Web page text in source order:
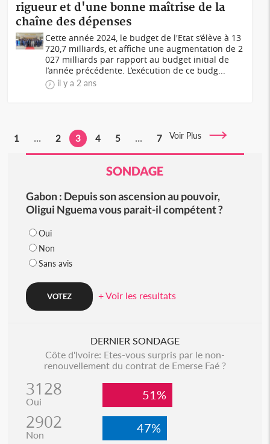
rigueur et d'une bonne maîtrise de la
chaîne des dépenses
Cette année 2024, le budget de l'Etat s’élève à 13
720,7 milliards, et affiche une augmentation de 2
027 milliards par rapport au budget initial de
l’année précédente. L’exécution de ce budg...
il y a 2 ans
1 ... 2 3 4 5 ... 7 Voir Plus
SONDAGE
Gabon : Depuis son ascension au pouvoir,
Oligui Nguema vous parait-il compétent ?
Oui
Non
Sans avis
+ Voir les resultats
DERNIER SONDAGE
Côte d'Ivoire: Etes-vous surpris par le non-
renouvellement du contrat de Emerse Faé ?
3128
Oui 51%
2902
Non 47%